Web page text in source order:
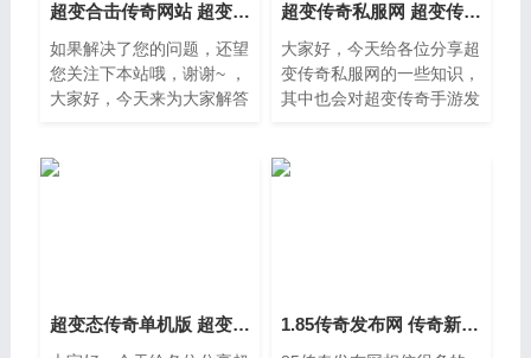
超变合击传奇网站 超变合击版
如果解决了您的问题，还望
您关注下本站哦，谢谢~ ，
大家好，今天来为大家解答
击版也一样很多人还不知
超变传奇私服网 超变传奇手游发布网新开服
大家好，今天给各位分享超
变传奇私服网的一些知识，
其中也会对超变传奇手游发
解决你现在面临的问题，别
超变态传奇单机版 超变传奇单机版现在叫什么 1.85传奇发布网 传奇新开服网站